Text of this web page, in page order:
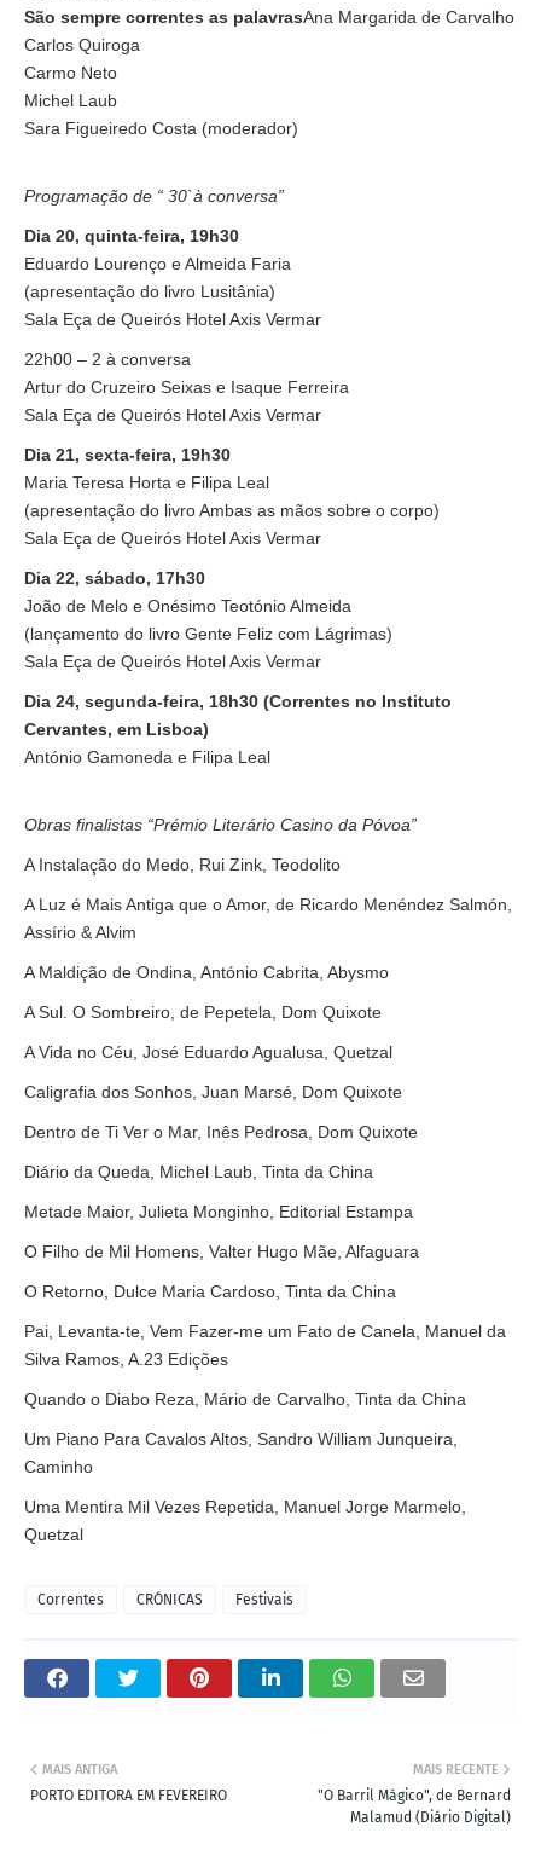
São sempre correntes as palavrasAna Margarida de Carvalho
Carlos Quiroga
Carmo Neto
Michel Laub
Sara Figueiredo Costa (moderador)
Programação de “ 30`à conversa”
Dia 20, quinta-feira, 19h30
Eduardo Lourenço e Almeida Faria
(apresentação do livro Lusitânia)
Sala Eça de Queirós Hotel Axis Vermar
22h00 – 2 à conversa
Artur do Cruzeiro Seixas e Isaque Ferreira
Sala Eça de Queirós Hotel Axis Vermar
Dia 21, sexta-feira, 19h30
Maria Teresa Horta e Filipa Leal
(apresentação do livro Ambas as mãos sobre o corpo)
Sala Eça de Queirós Hotel Axis Vermar
Dia 22, sábado, 17h30
João de Melo e Onésimo Teotónio Almeida
(lançamento do livro Gente Feliz com Lágrimas)
Sala Eça de Queirós Hotel Axis Vermar
Dia 24, segunda-feira, 18h30 (Correntes no Instituto
Cervantes, em Lisboa)
António Gamoneda e Filipa Leal
Obras finalistas “Prémio Literário Casino da Póvoa”
A Instalação do Medo, Rui Zink, Teodolito
A Luz é Mais Antiga que o Amor, de Ricardo Menéndez Salmón,
Assírio & Alvim
A Maldição de Ondina, António Cabrita, Abysmo
A Sul. O Sombreiro, de Pepetela, Dom Quixote
A Vida no Céu, José Eduardo Agualusa, Quetzal
Caligrafia dos Sonhos, Juan Marsé, Dom Quixote
Dentro de Ti Ver o Mar, Inês Pedrosa, Dom Quixote
Diário da Queda, Michel Laub, Tinta da China
Metade Maior, Julieta Monginho, Editorial Estampa
O Filho de Mil Homens, Valter Hugo Mãe, Alfaguara
O Retorno, Dulce Maria Cardoso, Tinta da China
Pai, Levanta-te, Vem Fazer-me um Fato de Canela, Manuel da
Silva Ramos, A.23 Edições
Quando o Diabo Reza, Mário de Carvalho, Tinta da China
Um Piano Para Cavalos Altos, Sandro William Junqueira,
Caminho
Uma Mentira Mil Vezes Repetida, Manuel Jorge Marmelo,
Quetzal
Correntes CRÓNICAS Festivais
MAIS RECENTE
"O Barril Mágico", de Bernard
Malamud (Diário Digital)
MAIS ANTIGA
PORTO EDITORA EM FEVEREIRO